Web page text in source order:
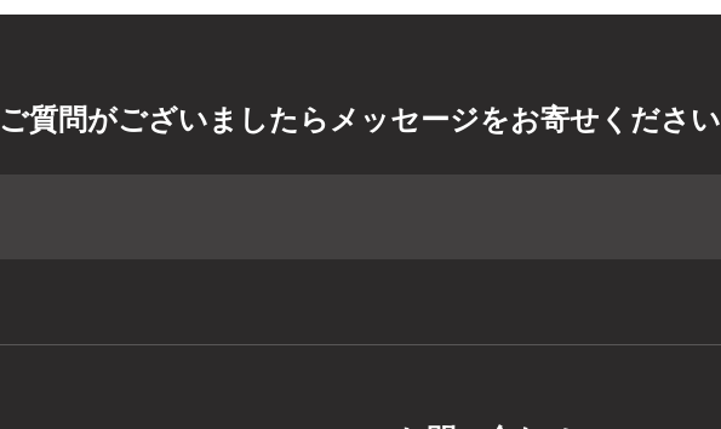
ご質問がございましたらメッセージをお寄せください